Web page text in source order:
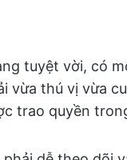
tuyệt vời, có
vừa thú vị vừa
trao quyền